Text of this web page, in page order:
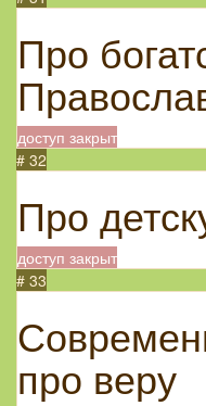
Про
доступ закрыт
# 32
Про
доступ закрыт
# 33
про веру